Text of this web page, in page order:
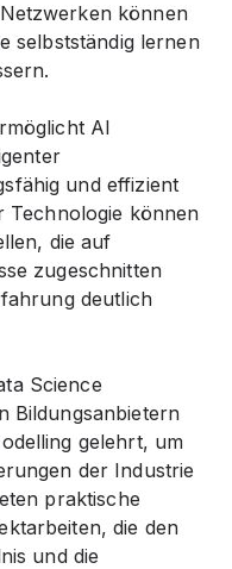
können
selbstständig lernen
AI
und effizient
Technologie können
die auf
zugeschnitten
deutlich
Science
Bildungsanbietern
gelehrt, um
der Industrie
praktische
die den
und die